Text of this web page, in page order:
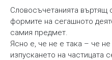
Словосъчетанията въртящ
формите на сегашното
самия предмет.
Ясно е, че не е така – че
изпускането на